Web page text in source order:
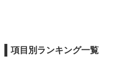
項目別ランキング一覧